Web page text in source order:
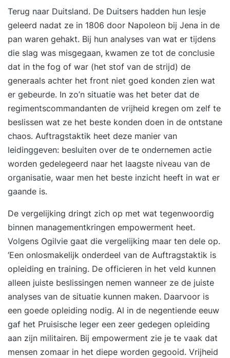
Terug naar Duitsland. De Duitsers hadden hun lesje
geleerd nadat ze in 1806 door Napoleon bij Jena in de
pan waren gehakt. Bij hun analyses van wat er tijdens
die slag was misgegaan, kwamen ze tot de conclusie
dat in the fog of war (het stof van de strijd) de
generaals achter het front niet goed konden zien wat
er gebeurde. In zo’n situatie was het beter dat de
regimentscommandanten de vrijheid kregen om zelf te
beslissen wat ze het beste konden doen in de ontstane
chaos. Auftragstaktik heet deze manier van
leidinggeven: besluiten over de te ondernemen actie
worden gedelegeerd naar het laagste niveau van de
organisatie, waar men het beste inzicht heeft in wat er
gaande is.
De vergelijking dringt zich op met wat tegenwoordig
binnen managementkringen empowerment heet.
Volgens Ogilvie gaat die vergelijking maar ten dele op.
‘Een onlosmakelijk onderdeel van de Auftragstaktik is
opleiding en training. De officieren in het veld kunnen
alleen juiste beslissingen nemen wanneer ze de juiste
analyses van de situatie kunnen maken. Daarvoor is
een goede opleiding nodig. Al in de negentiende eeuw
gaf het Pruisische leger een zeer gedegen opleiding
aan zijn militairen. Bij empowerment zie je te vaak dat
mensen zomaar in het diepe worden gegooid. Vrijheid